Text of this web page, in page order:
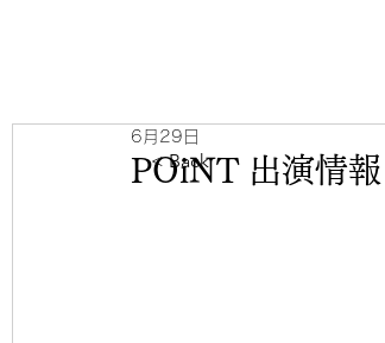
POiNT 出演情
6月29日
< Back